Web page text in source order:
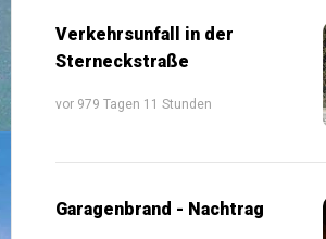
Verkehrsunfall in der
Sterneckstraße
vor 979 Tagen 11 Stunden
Garagenbrand - Nachtrag